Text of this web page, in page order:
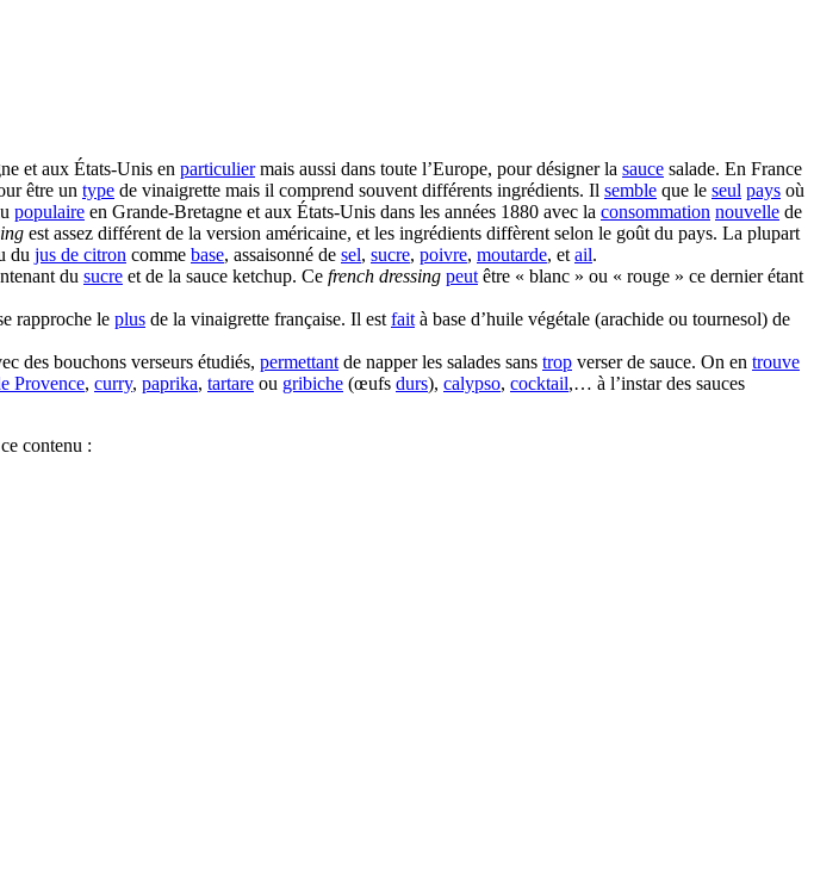
et aux États-Unis en particuliermais aussi dans toute l’Europe, pour désigner la sauce salade. En France
être un type de vinaigrette mais il comprend souvent différents ingrédients. Il semble que le seul pays où
populaire en Grande-Bretagne et aux États-Unis dans les années 1880 avec la consommation nouvelle de
est assez différent de la version américaine, et les ingrédients diffèrent selon le goût du pays. La plupart
du jus de citron comme base, assaisonné de sel, sucre, poivre, moutarde, et ail.
du sucre et de la sauce ketchup. Ce french dressing peut être « blanc » ou « rouge » ce dernier étant
rapproche le plus de la vinaigrette française. Il est fait à base d’huile végétale (arachide ou tournesol) de
des bouchons verseurs étudiés, permettant de napper les salades sans trop verser de sauce. On en trouve
Provence, curry, paprika, tartare ou gribiche (œufs durs), calypso, cocktail,… à l’instar des sauces
contenu :